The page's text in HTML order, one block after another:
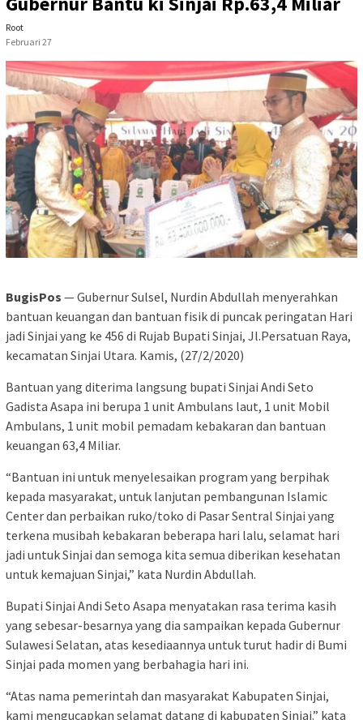
Root
Februari 27
BugisPos — Gubernur Sulsel, Nurdin Abdullah menyerahkan
bantuan keuangan dan bantuan fisik di puncak peringatan Hari
jadi Sinjai yang ke 456 di Rujab Bupati Sinjai, Jl.Persatuan Raya,
kecamatan Sinjai Utara. Kamis, (27/2/2020)
Bantuan yang diterima langsung bupati Sinjai Andi Seto
Gadista Asapa ini berupa 1 unit Ambulans laut, 1 unit Mobil
Ambulans, 1 unit mobil pemadam kebakaran dan bantuan
keuangan 63,4 Miliar.
“Bantuan ini untuk menyelesaikan program yang berpihak
kepada masyarakat, untuk lanjutan pembangunan Islamic
Center dan perbaikan ruko/toko di Pasar Sentral Sinjai yang
terkena musibah kebakaran beberapa hari lalu, selamat hari
jadi untuk Sinjai dan semoga kita semua diberikan kesehatan
untuk kemajuan Sinjai,” kata Nurdin Abdullah.
Bupati Sinjai Andi Seto Asapa menyatakan rasa terima kasih
yang sebesar-besarnya yang dia sampaikan kepada Gubernur
Sulawesi Selatan, atas kesediaannya untuk turut hadir di Bumi
Sinjai pada momen yang berbahagia hari ini.
“Atas nama pemerintah dan masyarakat Kabupaten Sinjai,
kami mengucapkan selamat datang di kabupaten Sinjai.” kata